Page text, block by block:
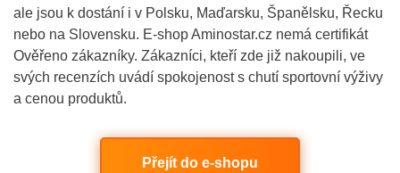
ale jsou k dostání i v Polsku, Maďarsku, Španělsku, Řecku
nebo na Slovensku. E-shop Aminostar.cz nemá certifikát
Ověřeno zákazníky. Zákazníci, kteří zde již nakoupili, ve
svých recenzích uvádí spokojenost s chutí sportovní výživy
a cenou produktů.
Přejít do e-shopu